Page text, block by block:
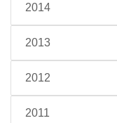
2014
2013
2012
2011